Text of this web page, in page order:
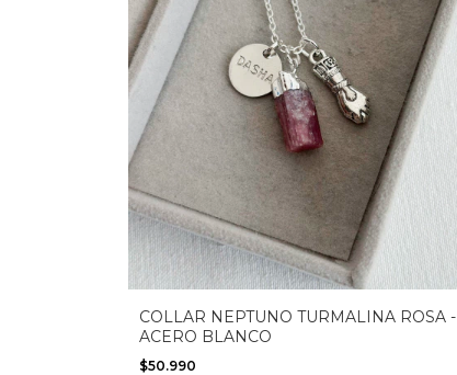
COLLAR NEPTUNO TURMALINA ROSA -
ACERO BLANCO
$50.990